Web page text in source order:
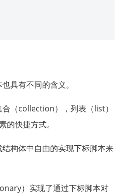
具有不同的含义。
（collection），列表（list）
快捷方式。
构体中自由的实现下标脚本来
）实现了通过下标脚本对